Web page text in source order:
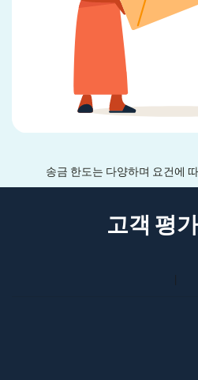
송금 한도는 다양하며 요건에
고객 평가